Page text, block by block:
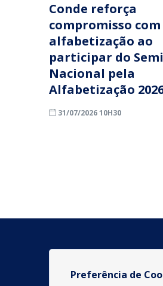
Conde reforça
compromisso com
alfabetização ao
participar do
Nacional pela
Alfabetização
31/07/2026 10H30
Preferência de